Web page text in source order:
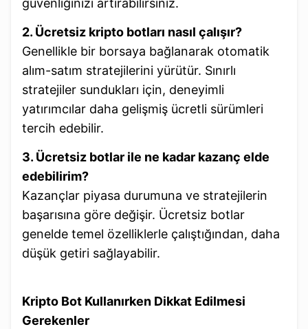
güvenliğinizi artırabilirsiniz.
2. Ücretsiz kripto botları nasıl çalışır?
Genellikle bir borsaya bağlanarak otomatik
alım-satım stratejilerini yürütür. Sınırlı
stratejiler sundukları için, deneyimli
yatırımcılar daha gelişmiş ücretli sürümleri
tercih edebilir.
3. Ücretsiz botlar ile ne kadar kazanç elde
edebilirim?
Kazançlar piyasa durumuna ve stratejilerin
başarısına göre değişir. Ücretsiz botlar
genelde temel özelliklerle çalıştığından, daha
düşük getiri sağlayabilir.
Kripto Bot Kullanırken Dikkat Edilmesi
Gerekenler